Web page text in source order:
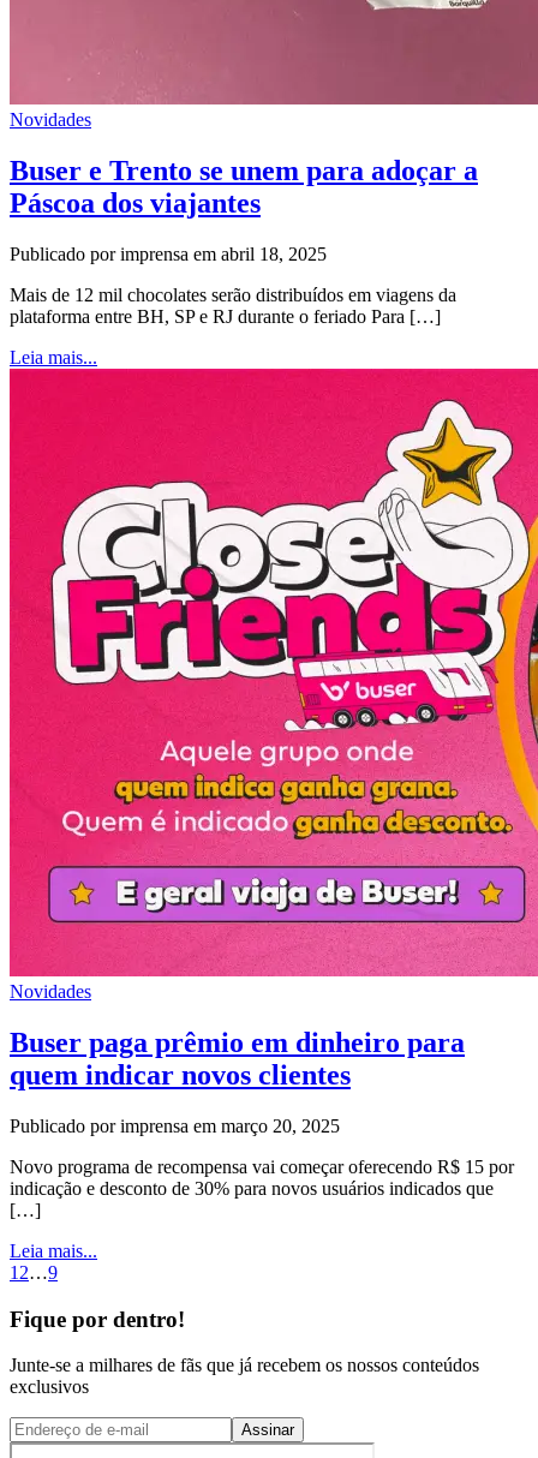
Novidades
Buser e Trento se unem para adoçar a
Páscoa dos viajantes
Publicado por imprensa em abril 18, 2025
Mais de 12 mil chocolates serão distribuídos em viagens da
plataforma entre BH, SP e RJ durante o feriado Para […]
Leia mais...
Novidades
Buser paga prêmio em dinheiro para
quem indicar novos clientes
Publicado por imprensa em março 20, 2025
Novo programa de recompensa vai começar oferecendo R$ 15 por
indicação e desconto de 30% para novos usuários indicados que
[…]
Leia mais...
1 2…9
Fique por dentro!
Junte-se a milhares de fãs que já recebem os nossos conteúdos
exclusivos
Assinar